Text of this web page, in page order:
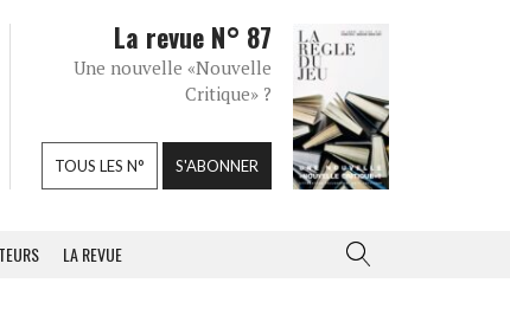
La revue N° 87
Une nouvelle «Nouvelle
Critique» ?
TOUS LES N° S'ABONNER
LA REVUE